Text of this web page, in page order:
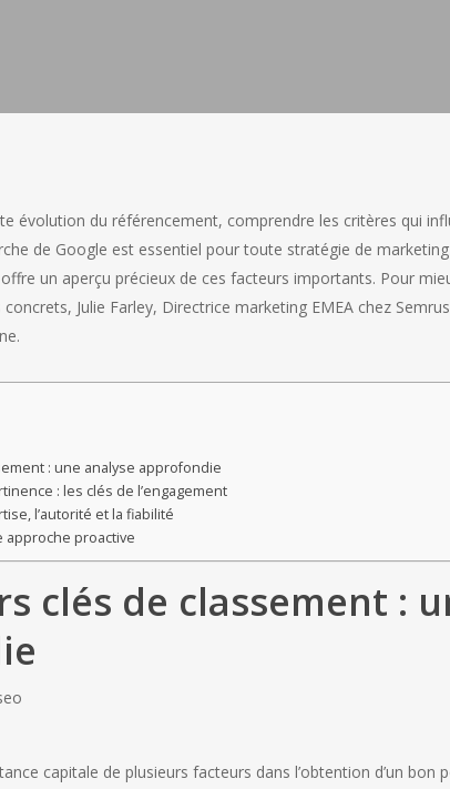
évolution du référencement, comprendre les critères qui
de Google est essentiel pour toute stratégie de
offre un aperçu précieux de ces facteurs importants. Pour
Julie Farley, Directrice marketing EMEA chez
: une analyse approfondie
: les clés de l’engagement
l’autorité et la fiabilité
approche proactive
clés de classement :
capitale de plusieurs facteurs dans l’obtention d’un